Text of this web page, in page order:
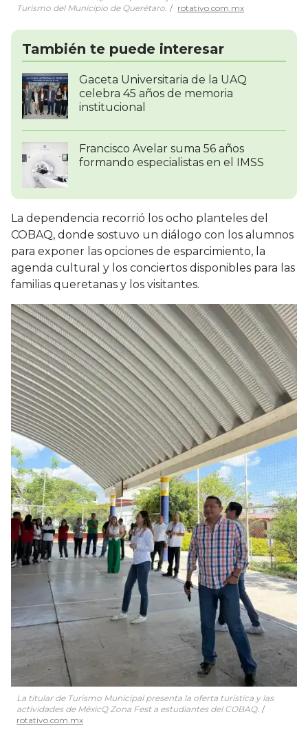
Turismo del Municipio de Querétaro.
rotativo.com.mx
También te puede interesar
Gaceta Universitaria de la UAQ
celebra 45 años de memoria
institucional
Francisco Avelar suma 56 años
formando especialistas en el IMSS
La dependencia recorrió los ocho planteles del
COBAQ, donde sostuvo un diálogo con los alumnos
para exponer las opciones de esparcimiento, la
agenda cultural y los conciertos disponibles para las
familias queretanas y los visitantes.
La titular de Turismo Municipal presenta la oferta turística y las
actividades de MéxicQ Zona Fest a estudiantes del COBAQ.
rotativo.com.mx